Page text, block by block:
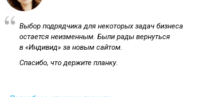
Выбор подрядчика для некоторых задач бизнеса
остается неизменным. Были рады вернуться
в «Индивид» за новым сайтом.
Спасибо, что держите планку.